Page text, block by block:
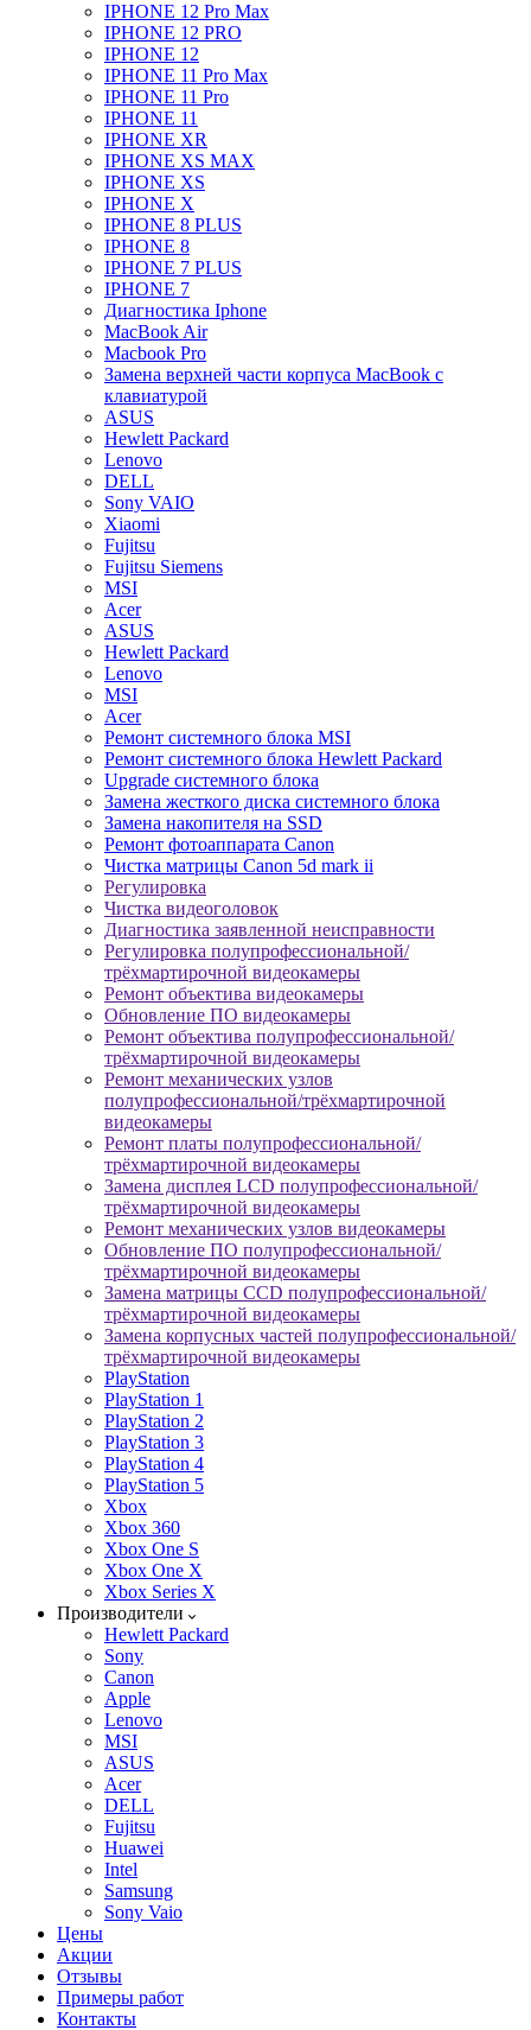
IPHONE 12 Pro Max
IPHONE 12 PRO
IPHONE 12
IPHONE 11 Pro Max
IPHONE 11 Pro
IPHONE 11
IPHONE XR
IPHONE XS MAX
IPHONE XS
IPHONE X
IPHONE 8 PLUS
IPHONE 8
IPHONE 7 PLUS
IPHONE 7
Диагностика Iphone
MacBook Air
Macbook Pro
Замена верхней части корпуса MacBook с
клавиатурой
ASUS
Hewlett Packard
Lenovo
DELL
Sony VAIO
Xiaomi
Fujitsu
Fujitsu Siemens
MSI
Acer
ASUS
Hewlett Packard
Lenovo
MSI
Acer
Ремонт системного блока MSI
Ремонт системного блока Hewlett Packard
Upgrade системного блока
Замена жесткого диска системного блока
Замена накопителя на SSD
Ремонт фотоаппарата Canon
Чистка матрицы Canon 5d mark ii
Регулировка
Чистка видеоголовок
Диагностика заявленной неисправности
Регулировка полупрофессиональной/
трёхмартирочной видеокамеры
Ремонт объектива видеокамеры
Обновление ПО видеокамеры
Ремонт объектива полупрофессиональной/
трёхмартирочной видеокамеры
Ремонт механических узлов
полупрофессиональной/трёхмартирочной
видеокамеры
Ремонт платы полупрофессиональной/
трёхмартирочной видеокамеры
Замена дисплея LCD полупрофессиональной/
трёхмартирочной видеокамеры
Ремонт механических узлов видеокамеры
Обновление ПО полупрофессиональной/
трёхмартирочной видеокамеры
Замена матрицы CCD полупрофессиональной/
трёхмартирочной видеокамеры
Замена корпусных частей полупрофессиональной/
трёхмартирочной видеокамеры
PlayStation
PlayStation 1
PlayStation 2
PlayStation 3
PlayStation 4
PlayStation 5
Xbox
Xbox 360
Xbox One S
Xbox One X
Xbox Series X
Производители
Hewlett Packard
Sony
Canon
Apple
Lenovo
MSI
ASUS
Acer
DELL
Fujitsu
Huawei
Intel
Samsung
Sony Vaio
Цены
Акции
Отзывы
Примеры работ
Контакты